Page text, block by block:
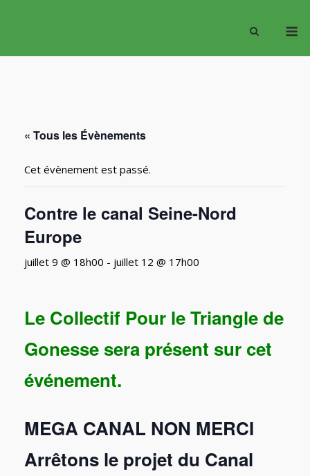
« Tous les Évènements
Cet évènement est passé.
Contre le canal Seine-Nord
Europe
juillet 9 @ 18h00 - juillet 12 @ 17h00
Le Collectif Pour le Triangle de
Gonesse sera présent sur cet
événement.
MEGA CANAL NON MERCI
Arrêtons le projet du Canal